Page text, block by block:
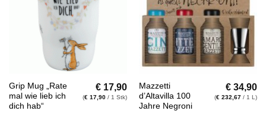
Grip Mug „Rate
mal wie lieb ich
dich hab“
€ 17,90
(€ 17,90 / 1 Stk)
Mazzetti
d’Altavilla 100
Jahre Negroni
€ 34,90
(€ 232,67 / 1 L)